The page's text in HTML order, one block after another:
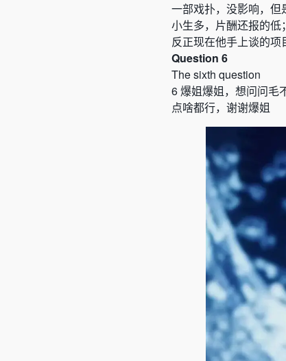
一部戏扑，没影响，
小生多，片酬还报的低；
反正现在他手上谈的
Question 6
The sixth question
6爆姐爆姐，想问问毛
点啥都行，谢谢爆姐